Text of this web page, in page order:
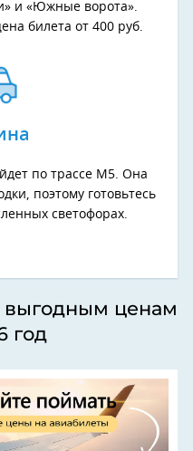
и «Южные ворота».
билета от 400 руб.
по трассе М5. Она
поэтому готовьтесь
светофорах.
выгодным ценам
год